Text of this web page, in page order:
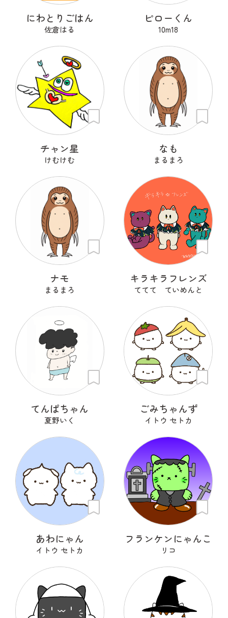
にわとりごはん
佐倉はる
ピローくん
10m18
チャン星
けむけむ
なも
まるまろ
ナモ
まるまろ
キラキラフレンズ
ててて ていめんと
てんぱちゃん
夏野いく
ごみちゃんず
イトウ セトカ
あわにゃん
イトウ セトカ
フランケンにゃんこ
リコ